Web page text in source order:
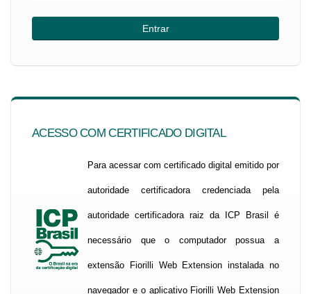
ACESSO COM CERTIFICADO DIGITAL
Para acessar com certificado digital emitido por
autoridade certificadora credenciada pela
autoridade certificadora raiz da ICP Brasil é
necessário que o computador possua a
extensão Fiorilli Web Extension instalada no
navegador e o aplicativo Fiorilli Web Extension